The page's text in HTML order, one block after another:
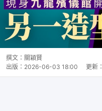
撰文： 關穎賢
出版： 2026-06-03 18:00 更新：